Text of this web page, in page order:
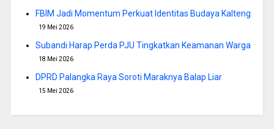
FBIM Jadi Momentum Perkuat Identitas Budaya Kalteng
19 Mei 2026
Subandi Harap Perda PJU Tingkatkan Keamanan Warga
18 Mei 2026
DPRD Palangka Raya Soroti Maraknya Balap Liar
15 Mei 2026